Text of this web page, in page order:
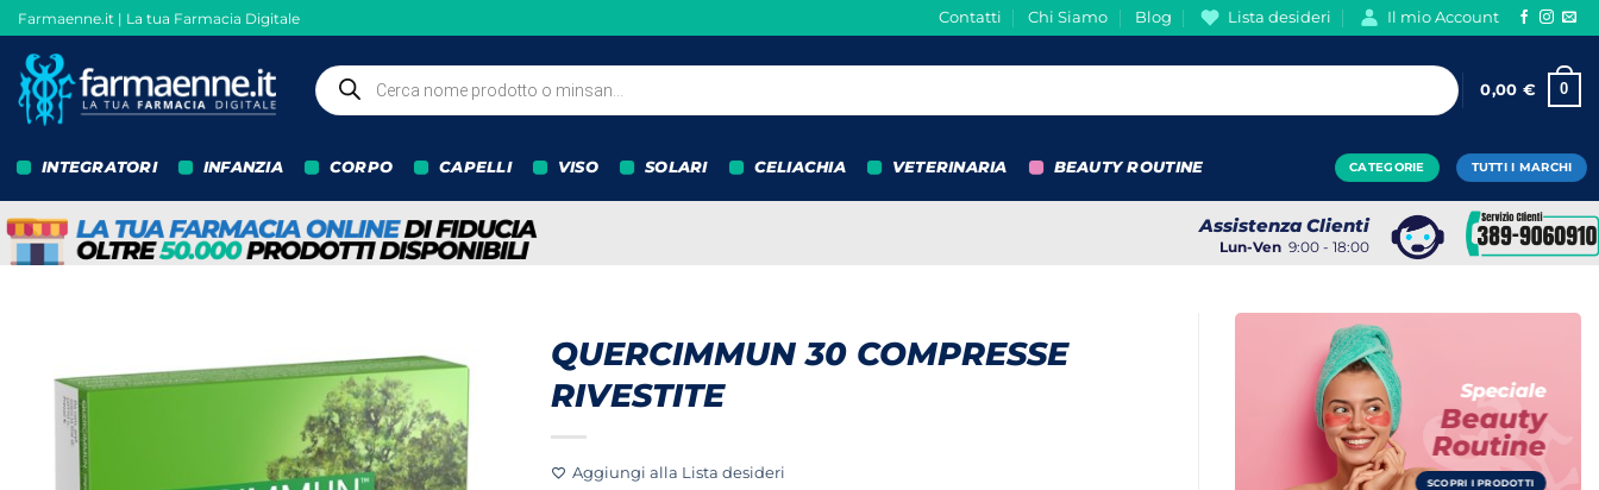
Salta
ai
contenuti
Farmaenne.it | La tua Farmacia Digitale Contatti Chi Siamo Blog Lista desideri Il mio Account
Ricerca
prodotti
0,00 € 0
INTEGRATORI INFANZIA CORPO CAPELLI VISO SOLARI CELIACHIA VETERINARIA BEAUTY ROUTINE CATEGORIE TUTTI I MARCHI
Assistenza Clienti
Lun-Ven 9:00 - 18:00
QUERCIMMUN 30 COMPRESSE
RIVESTITE
Aggiungi alla Lista desideri
Speciale
Beauty
Routine
SCOPRI I PRODOTTI